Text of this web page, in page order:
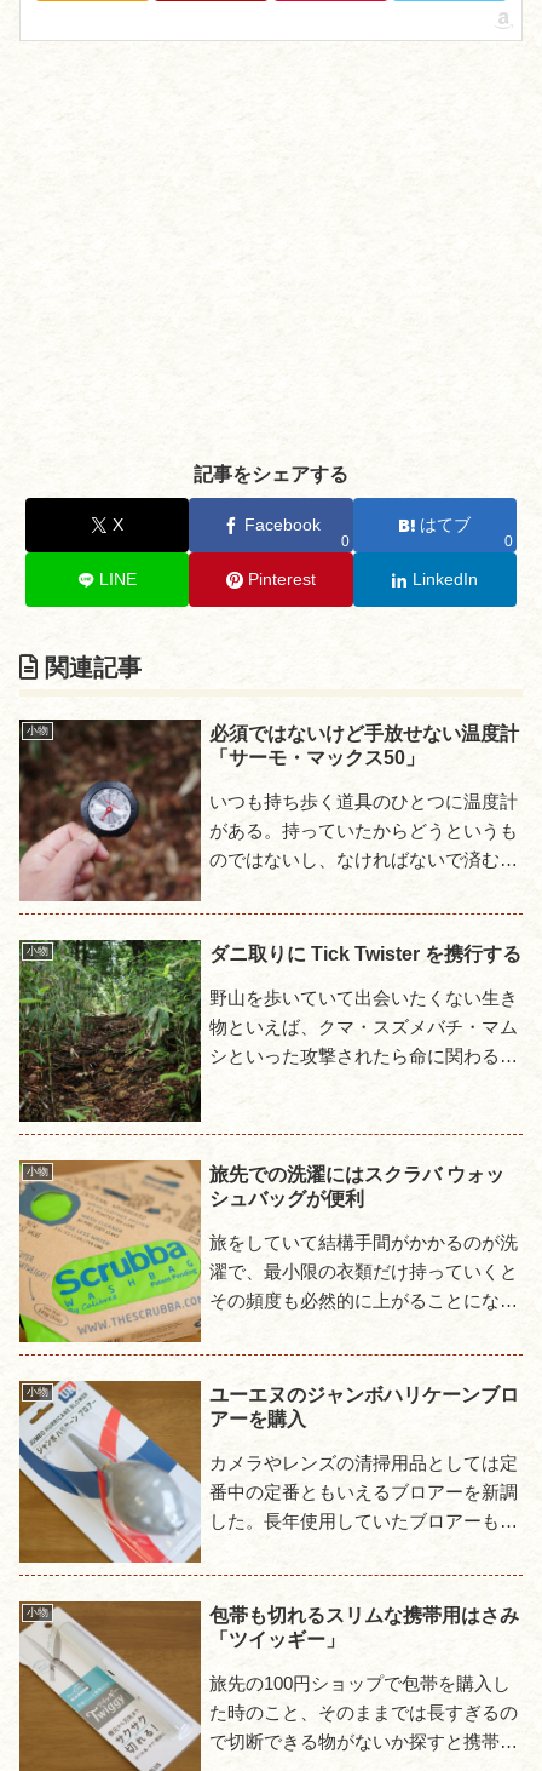
記事をシェアする
X Facebook
0
はてブ
0
LINE Pinterest LinkedIn
関連記事
小物
必須ではないけど手放せない温度計
「サーモ・マックス50」
いつも持ち歩く道具のひとつに温度計
がある。持っていたからどうというも
のではないし、なければないで済むも
きから快適なときまで具体的に何度あ
るのか知りたいという欲求を満た...
小物 ダニ取りに Tick Twister を携行する
野山を歩いていて出会いたくない生き
物といえば、クマ・スズメバチ・マム
シといった攻撃されたら命に関わるも
介なことを引き起こすヒルとダニ...
小物
旅先での洗濯にはスクラバ ウォッ
シュバッグが便利
旅をしていて結構手間がかかるのが洗
濯で、最小限の衣類だけ持っていくと
その頻度も必然的に上がることにな
るし、かといってコインランドリーを
毎日のように利用すると馬鹿になら...
小物
ユーエヌのジャンボハリケーンブロ
アーを購入
カメラやレンズの清掃用品としては定
番中の定番ともいえるブロアーを新調
した。長年使用していたブロアーも健
どに携行するには大きすぎるものだっ
たので、もう少し持ち歩きに適し...
小物
包帯も切れるスリムな携帯用はさみ
「ツイッギー」
旅先の100円ショップで包帯を購入し
た時のこと、そのままでは長すぎるの
で切断できる物がないか探すと携帯用